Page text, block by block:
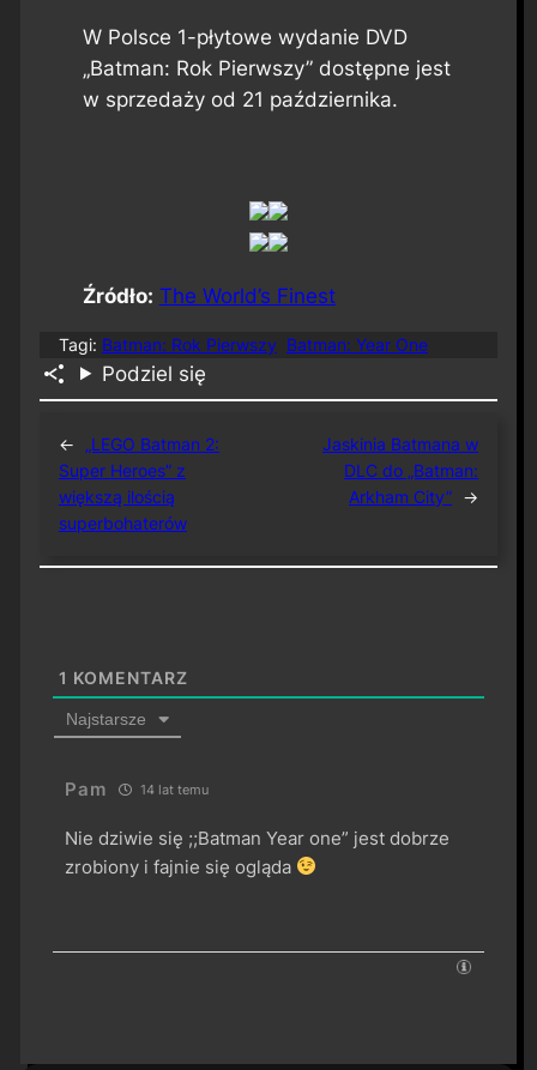
W Polsce 1-płytowe wydanie DVD
„Batman: Rok Pierwszy” dostępne jest
w sprzedaży od 21 października.
Źródło: The World’s Finest
Tagi: Batman: Rok Pierwszy Batman: Year One
Podziel się
←
„LEGO Batman 2:
Super Heroes” z
większą ilością
superbohaterów
Jaskinia Batmana w
DLC do „Batman:
Arkham City” →
1 KOMENTARZ
Najstarsze
Pam 14 lat temu
Nie dziwie się ;;Batman Year one” jest dobrze
zrobiony i fajnie się ogląda